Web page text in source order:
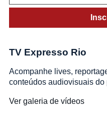
TV Expresso Rio
Acompanhe lives,
conteúdos audiovisuais do
Ver galeria de vídeos